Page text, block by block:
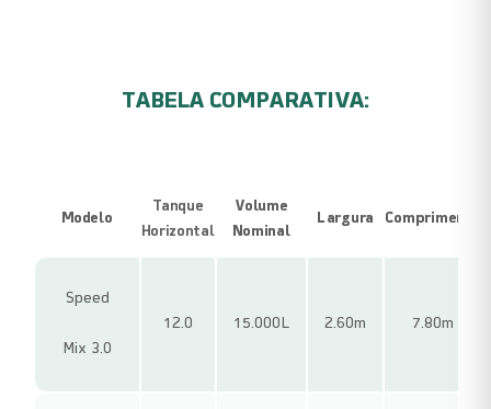
TABELA COMPARATIVA:
Modelo
Tanque
Horizontal
Volume
Nominal
Largura Comprimento
Speed
Mix 3.0
12.0 15.000L 2.60m 7.80m